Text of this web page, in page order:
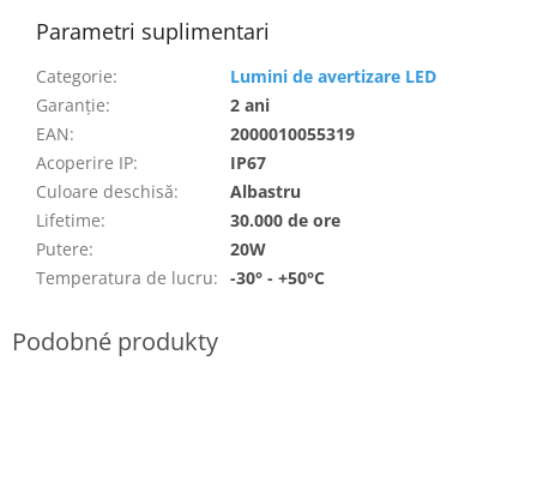
Parametri suplimentari
Categorie:
Lumini de avertizare LED
Garanţie:
2 ani
EAN:
2000010055319
Acoperire IP:
IP67
Culoare deschisă:
Albastru
Lifetime:
30.000 de ore
Putere:
20W
Temperatura de lucru: -30° - +50°C